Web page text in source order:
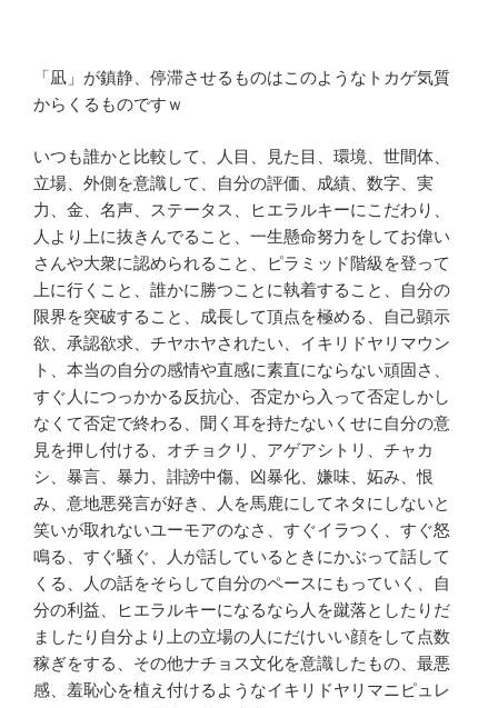
「凪」が鎮静、停滞させるものはこのようなトカゲ気質
からくるものですｗ
いつも誰かと比較して、人目、見た目、環境、世間体、
立場、外側を意識して、自分の評価、成績、数字、実
力、金、名声、ステータス、ヒエラルキーにこだわり、
人より上に抜きんでること、一生懸命努力をしてお偉い
さんや大衆に認められること、ピラミッド階級を登って
上に行くこと、誰かに勝つことに執着すること、自分の
限界を突破すること、成長して頂点を極める、自己顕示
欲、承認欲求、チヤホヤされたい、イキリドヤリマウン
ト、本当の自分の感情や直感に素直にならない頑固さ、
すぐ人につっかかる反抗心、否定から入って否定しかし
なくて否定で終わる、聞く耳を持たないくせに自分の意
見を押し付ける、オチョクリ、アゲアシトリ、チャカ
シ、暴言、暴力、誹謗中傷、凶暴化、嫌味、妬み、恨
み、意地悪発言が好き、人を馬鹿にしてネタにしないと
笑いが取れないユーモアのなさ、すぐイラつく、すぐ怒
鳴る、すぐ騒ぐ、人が話しているときにかぶって話して
くる、人の話をそらして自分のペースにもっていく、自
分の利益、ヒエラルキーになるなら人を蹴落としたりだ
ましたり自分より上の立場の人にだけいい顔をして点数
稼ぎをする、その他ナチョス文化を意識したもの、最悪
感、羞恥心を植え付けるようなイキリドヤリマニピュレ